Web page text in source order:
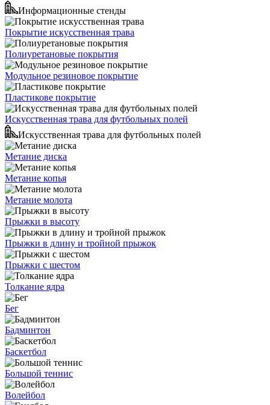
Информационные стенды
Покрытие искусственная трава
Полиуретановые покрытия
Модульное резиновое покрытие
Пластикове покрытие
Искусственная трава для футбольных полей
Искусственная трава для футбольных полей
Метание диска
Метание копья
Метание молота
Прыжки в высоту
Прыжки в длину и тройной прыжок
Прыжки с шестом
Толкание ядра
Бег
Бадминтон
Баскетбол
Большой теннис
Волейбол